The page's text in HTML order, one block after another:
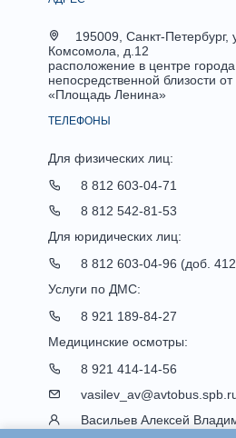
195009, Санкт-Петербург,
Комсомола, д.12
расположение в центре
непосредственной близости от
«Площадь Ленина»
ТЕЛЕФОНЫ
Для физических лиц:
8 812 603-04-71
8 812 542-81-53
Для юридических лиц:
8 812 603-04-96 (доб.
Услуги по ДМС:
8 921 189-84-27
Медицинские осмотры:
8 921 414-14-56
Васильев Алексей